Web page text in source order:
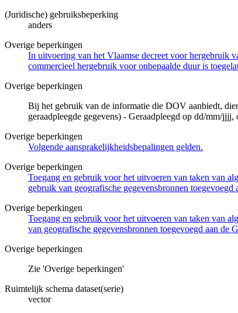
(Juridische) gebruiksbeperking
anders
Overige beperkingen
In uitvoering van het Vlaamse decreet voor hergebruik
commercieel hergebruik voor onbepaalde duur is
Overige beperkingen
Bij het gebruik van de informatie die DOV aanbiedt,
geraadpleegde gegevens) - Geraadpleegd op dd/mm/jjjj,
Overige beperkingen
Volgende aansprakelijkheidsbepalingen gelden.
Overige beperkingen
Toegang en gebruik voor het uitvoeren van taken van
gebruik van geografische gegevensbronnen
Overige beperkingen
Toegang en gebruik voor het uitvoeren van taken van
van geografische gegevensbronnen toegevoegd aan
Overige beperkingen
Zie 'Overige beperkingen'
Ruimtelijk schema dataset(serie)
vector